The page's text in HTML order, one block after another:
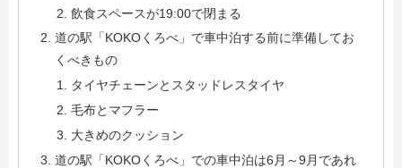
飲食スペースが19:00で閉まる
道の駅「KOKOくろべ」で車中泊する前に準備してお
くべきもの
タイヤチェーンとスタッドレスタイヤ
毛布とマフラー
大きめのクッション
道の駅「KOKOくろべ」での車中泊は6月～9月であれ